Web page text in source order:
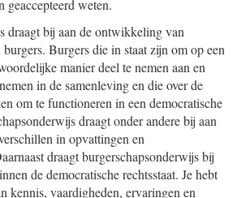
geaccepteerd weten.
draagt bij aan de ontwikkeling van
Burgers die in staat zijn om op een
manier deel te nemen aan en
in de samenleving en die over de
om te functioneren in een democratische
draagt onder andere bij aan
in opvattingen en
draagt burgerschapsonderwijs bij
de democratische rechtsstaat. Je hebt
kennis, vaardigheden, ervaringen en